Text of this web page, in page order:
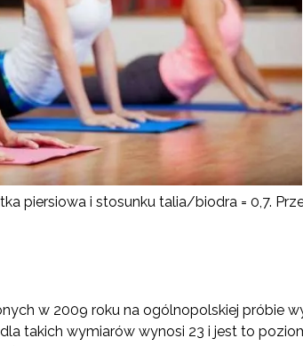
piersiowa i stosunku talia/biodra = 0,7.
w 2009 roku na ogólnopolskiej próbie
takich wymiarów wynosi 23 i jest to